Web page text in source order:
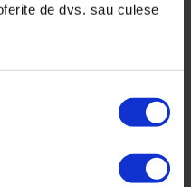
de dvs. sau culese